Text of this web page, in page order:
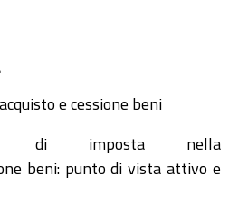
e cessione beni
di imposta nella
beni: punto di vista attivo e